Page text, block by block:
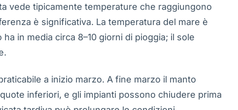
vede tipicamente temperature che raggiungono
è significativa. La temperatura del mare è
in media circa 8–10 giorni di pioggia; il sole
a inizio marzo. A fine marzo il manto
inferiori, e gli impianti possono chiudere prima